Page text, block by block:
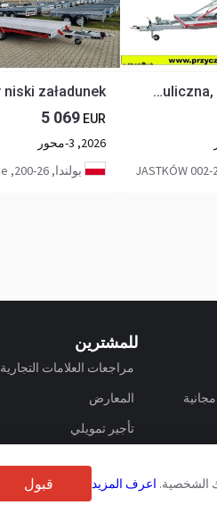
Gewe Laweta piętrowa, hydrauliczna, L3500 F/1
5 069 EUR
2026, 3-محور
بولندا, 26-200, Końskie
للمشترين
مراجعات العلامات التجارية
المعارض
تأجير تمويلي
الشخصية. اعرف المزيد قبول